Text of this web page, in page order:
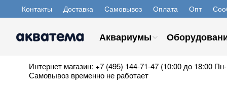
Контакты Доставка Самовывоз Оплата Опт
Аквариумы
Интернет магазин: +7 (495) 144-71-47 (10:00 до 18:00
Самовывоз временно не работает